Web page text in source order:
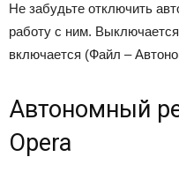
Не забудьте отключить
работу с ним.
включается (Файл –
Автономный
Opera